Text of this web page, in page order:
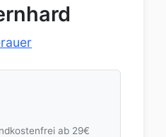
ab 29€